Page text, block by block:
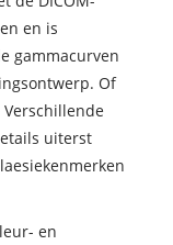
en is
gammacurven
Of
Verschillende
uiterst
en